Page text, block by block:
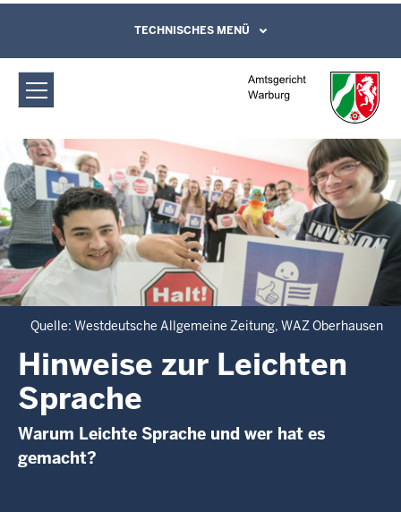
Amtsgericht Warburg: Hinweise zur
Leichten Sprache
Direkt zum Inhalt
Leichte Sprache, Gebärdensprachenvideo
und Kontaktformular
TECHNISCHES MENÜ
Quelle: Westdeutsche Allgemeine Zeitung, WAZ Oberhausen
Hinweise zur Leichten
Sprache
Warum Leichte Sprache und wer hat es
gemacht?